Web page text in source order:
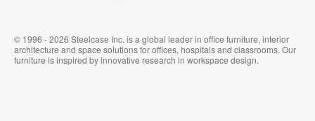
© 1996 - 2026 Steelcase Inc. is a global leader in office furniture, interior
architecture and space solutions for offices, hospitals and classrooms. Our
furniture is inspired by innovative research in workspace design.